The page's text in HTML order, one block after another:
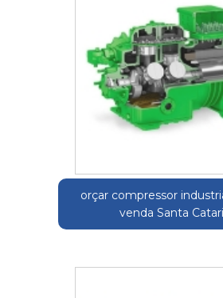
orçar compressor
venda Santa